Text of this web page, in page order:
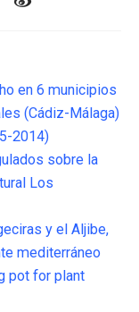
en 6 municipios
(Cádiz-Málaga)
2014)
sobre la
Los
y el Aljibe,
mediterráneo
pot for plant